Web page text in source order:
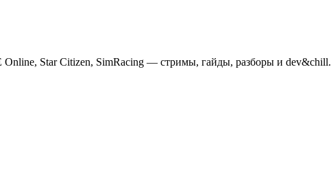
Star Citizen, SimRacing — стримы, гайды, разборы и dev&chill.